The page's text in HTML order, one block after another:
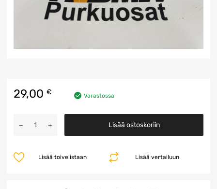
29,00 € Varastossa
määrä
Lisää ostoskoriin
Lisää vertailuun
Lisää toivelistaan